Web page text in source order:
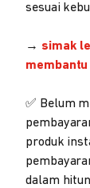
sesuai
→ simak
✅ Belum
produk
dalam